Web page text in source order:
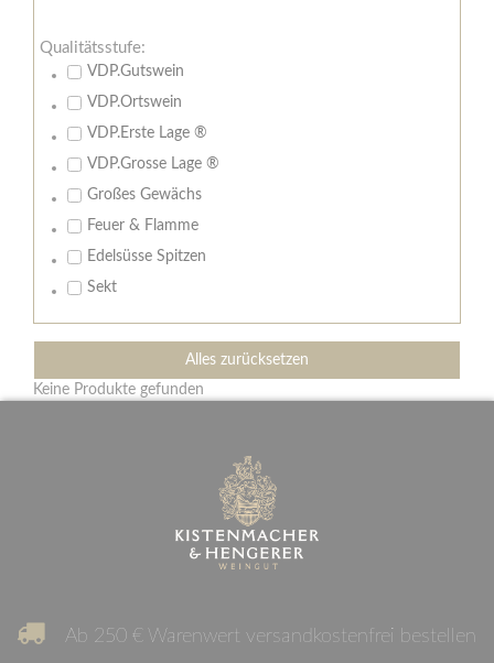
Qualitätsstufe:
VDP.Gutswein
VDP.Ortswein
VDP.Erste Lage ®
VDP.Grosse Lage ®
Großes Gewächs
Feuer & Flamme
Edelsüsse Spitzen
Sekt
Alles zurücksetzen
Keine Produkte gefunden
Ab 250 € Warenwert versandkostenfrei bestellen